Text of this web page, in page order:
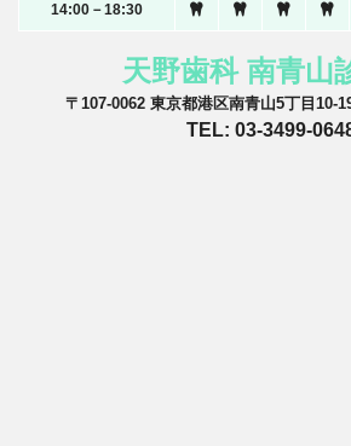
14:00－18:30
天野歯科 南青山
〒107-0062 東京都港区南青山5丁目10-
TEL: 03-3499-